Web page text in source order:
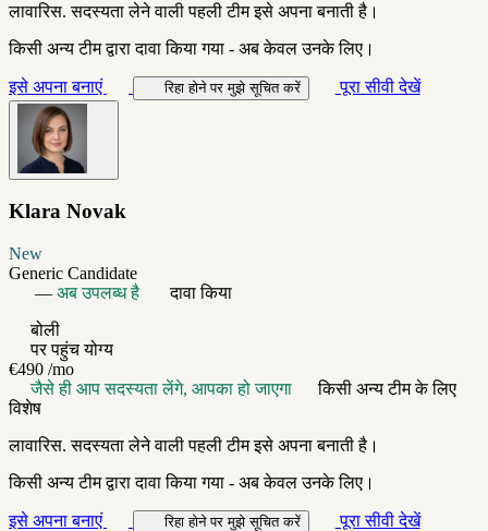
लावारिस. सदस्यता लेने वाली पहली टीम इसे अपना बनाती है।
किसी अन्य टीम द्वारा दावा किया गया - अब केवल उनके लिए।
इसे अपना बनाएं रिहा होने पर मुझे सूचित करें पूरा सीवी देखें
Klara Novak
New
Generic Candidate
— अब उपलब्ध है
दावा किया
बोली
पर पहुंच योग्य
€490 /mo
जैसे ही आप सदस्यता लेंगे, आपका हो जाएगा
किसी अन्य टीम के लिए
विशेष
लावारिस. सदस्यता लेने वाली पहली टीम इसे अपना बनाती है।
किसी अन्य टीम द्वारा दावा किया गया - अब केवल उनके लिए।
इसे अपना बनाएं रिहा होने पर मुझे सूचित करें पूरा सीवी देखें